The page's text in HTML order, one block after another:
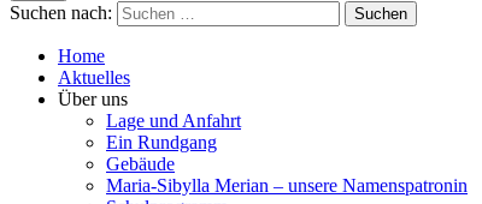
Suchen nach:
Home
Aktuelles
Über uns
Lage und Anfahrt
Ein Rundgang
Gebäude
Maria-Sibylla Merian – unsere Namenspatronin